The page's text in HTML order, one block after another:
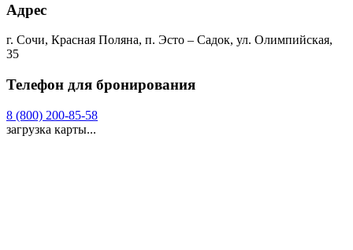
Адрес
г. Сочи, Красная Поляна, п. Эсто – Садок, ул. Олимпийская,
35
Телефон для бронирования
8 (800) 200-85-58
загрузка карты...